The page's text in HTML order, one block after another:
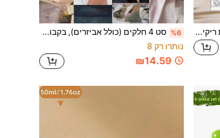
סט 5 יחידות (כולל 2 בקבוקי זכוכית ריקים, טפטפת אחת, ראש ריסוס אחד, משפך אחד) בקבוקי בושם זכוכית מרובעים שקופים ריקים, בקבוקי ריסוס בושם/שמנים אתריים למילוי חוזר (15 מ"ל), בקבוקי ריסוס קוסמטיים למילוי חוזר, בקבוקי זיקוק %6
סט 4 חלקים (כולל אביזרים), בקבוק טפטוף 1.06oz, בקבוק שמן אתרי מזכוכית שחורה מט, בקבוק טפטוף, מראה יפה, עיצוב חסין דליפה, שאיבה חזקה יותר מתאימה לכל הנוזלים המעורבים, מתאים לעיסוי, סלון טיפוח, סלון תספורות, ארומתרפיה.
נותרו רק 8
₪14.59